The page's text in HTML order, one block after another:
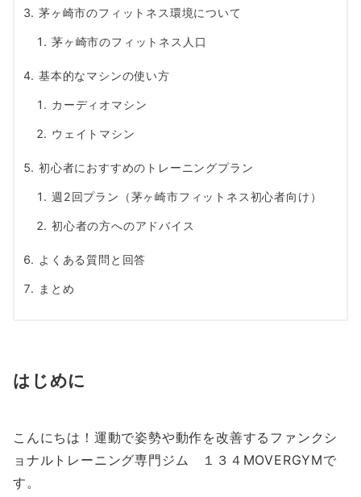
茅ヶ崎市のフィットネス環境について
茅ヶ崎市のフィットネス人口
基本的なマシンの使い方
カーディオマシン
ウェイトマシン
初心者におすすめのトレーニングプラン
週2回プラン（茅ヶ崎市フィットネス初心者向け）
初心者の方へのアドバイス
よくある質問と回答
まとめ
はじめに
こんにちは！運動で姿勢や動作を改善するファンクシ
ョナルトレーニング専門ジム １３４MOVERGYMで
す。